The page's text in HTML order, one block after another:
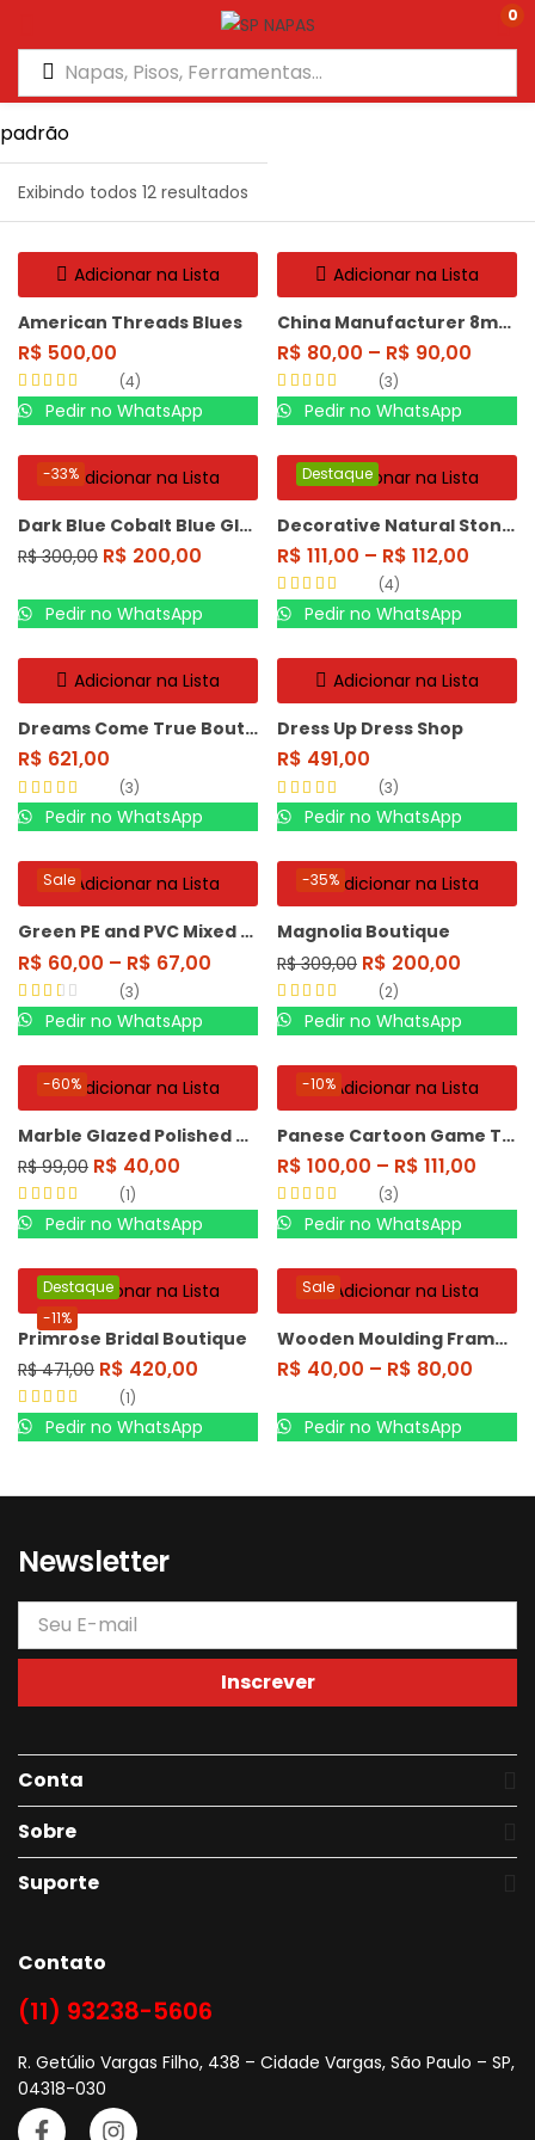
0
Exibindo todos 12 resultados
Adicionar na Lista
American Threads Blues
R$ 500,00
Avaliação
4.00
de 5
4
Pedir no WhatsApp
Adicionar na Lista
China Manufacturer 8mm HDF
R$ 80,00 – R$ 90,00
Avaliação5.00
de 5
3
Pedir no WhatsApp
Adicionar na Lista
-33%
Dark Blue Cobalt Blue Glass Rocks
R$300,00 R$ 200,00
Pedir no WhatsApp
Adicionar na Lista
Destaque
Decorative Natural Stone Mantel Marble
R$ 111,00 – R$ 112,00
Avaliação
4.25
de 5
4
Pedir no WhatsApp
Adicionar na Lista
Dreams Come True Boutique
R$ 621,00
Avaliação4.67
de 5
3
Pedir no WhatsApp
Adicionar na Lista
Dress Up Dress Shop
R$ 491,00
Avaliação5.00
de 5
3
Pedir no WhatsApp
Adicionar na Lista
Sale
Green PE and PVC Mixed Hinged
R$ 60,00 – R$ 67,00
Avaliação
2.33
de
3
Pedir no WhatsApp
Adicionar na Lista
-35%
Magnolia Boutique
R$309,00 R$ 200,00
Avaliação4.50
de 5
2
Pedir no WhatsApp
Adicionar na Lista
-60%
Marble Glazed Polished Porcelain
R$99,00 R$ 40,00
Avaliação5.00
de 5
1
Pedir no WhatsApp
Adicionar na Lista
-10%
Panese Cartoon Game Tshirt
R$ 100,00 – R$ 111,00
Avaliação5.00
de 5
3
Pedir no WhatsApp
Adicionar na Lista
-11%
Destaque
Primrose Bridal Boutique
R$471,00 R$ 420,00
Avaliação5.00
de 5
1
Pedir no WhatsApp
Adicionar na Lista
Sale
Wooden Moulding Framed Mirror
R$ 40,00 – R$ 80,00
Pedir no WhatsApp
Newsletter
Inscrever
Conta
Sobre
Suporte
Contato
(11) 93238-5606
R. Getúlio Vargas Filho, 438 – Cidade Vargas, São Paulo – SP,
04318-030